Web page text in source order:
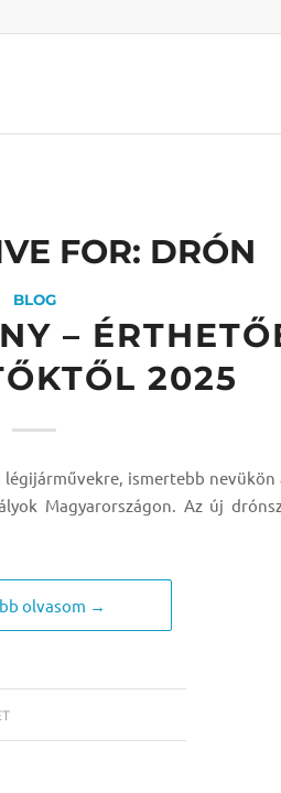
FOR: DRÓN
BLOG
–
2025
ismertebb
Magyarországon. Az új
olvasom →